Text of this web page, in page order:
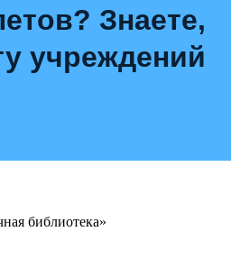
Знаете,
учреждений
библиотека»